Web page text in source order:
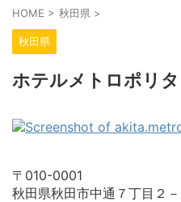
HOME > 秋田県 >
秋田県
ホテルメトロポリタ
〒010-0001
秋田県秋田市中通７丁目２－